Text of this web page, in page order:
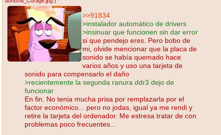
>>91834
>instalador automático de drivers
>insinuar que funcionen sin dar error
si que pendejo eres. Pero bobo de
mi, olvide mencionar que la placa de
sonido se había quemado hace
varios años y uso una tarjeta de
sonido para compensarlo el daño
>recientemente la segunda ranura ddr3 dejo de
funcionar
En fin. No tenia mucha prisa por remplazarla por el
factor económico... pero no jodas, igual ya me rendi y
retire la tarjeta del ordenador. Me estresa tratar de con
problemas poco frecuentes...